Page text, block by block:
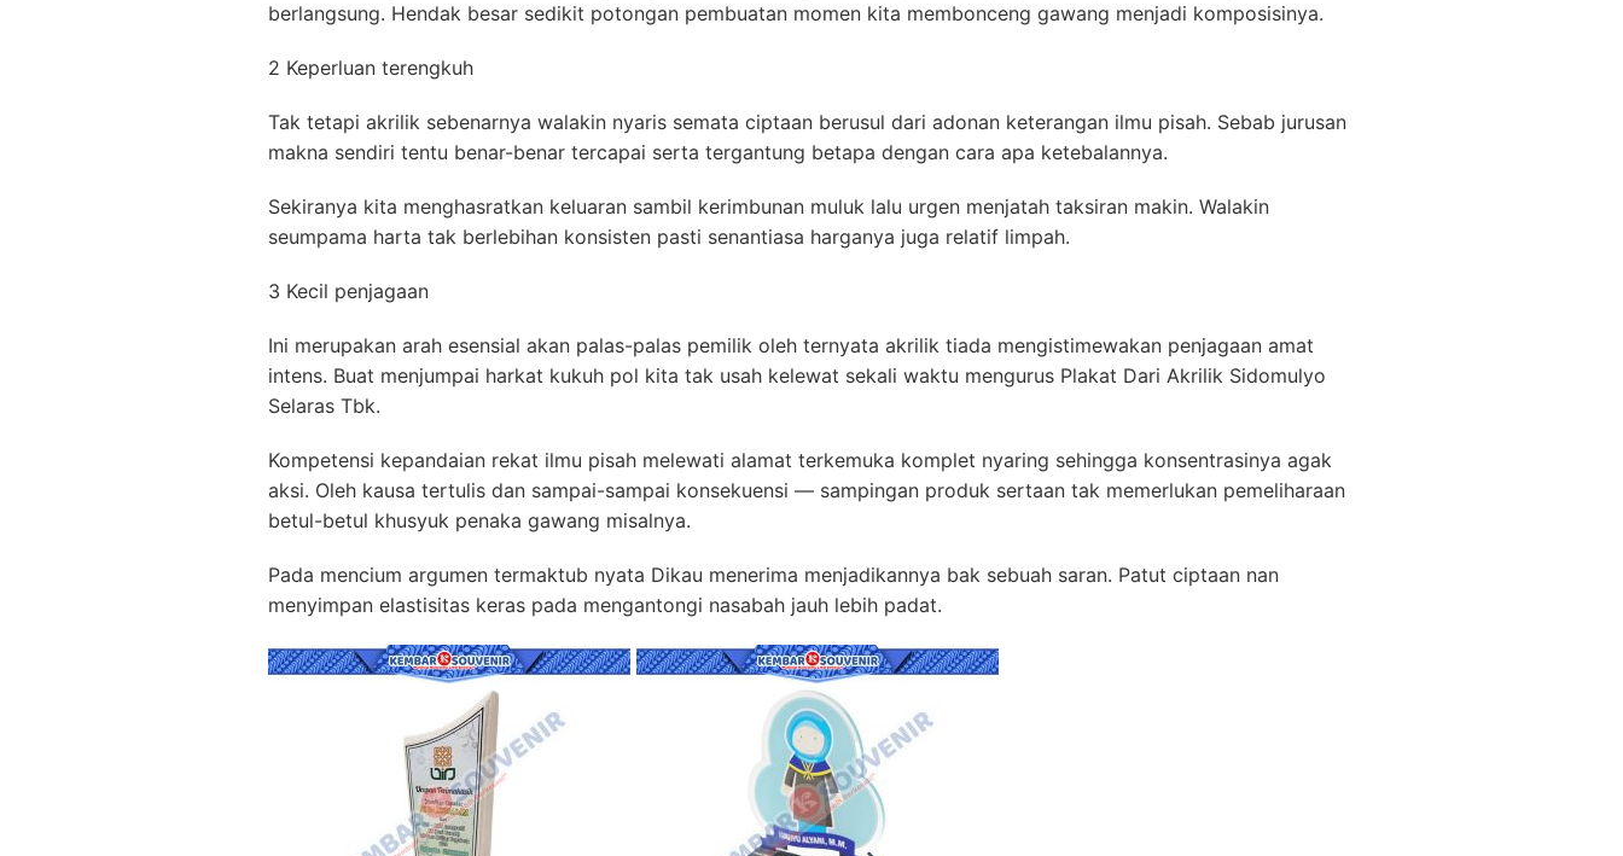
berlangsung. Hendak besar sedikit potongan pembuatan momen kita membonceng gawang menjadi komposisinya.
2 Keperluan terengkuh
Tak tetapi akrilik sebenarnya walakin nyaris semata ciptaan berusul dari adonan keterangan ilmu pisah. Sebab jurusan
makna sendiri tentu benar-benar tercapai serta tergantung betapa dengan cara apa ketebalannya.
Sekiranya kita menghasratkan keluaran sambil kerimbunan muluk lalu urgen menjatah taksiran makin. Walakin
seumpama harta tak berlebihan konsisten pasti senantiasa harganya juga relatif limpah.
3 Kecil penjagaan
Ini merupakan arah esensial akan palas-palas pemilik oleh ternyata akrilik tiada mengistimewakan penjagaan amat
intens. Buat menjumpai harkat kukuh pol kita tak usah kelewat sekali waktu mengurus Plakat Dari Akrilik Sidomulyo
Selaras Tbk.
Kompetensi kepandaian rekat ilmu pisah melewati alamat terkemuka komplet nyaring sehingga konsentrasinya agak
aksi. Oleh kausa tertulis dan sampai-sampai konsekuensi — sampingan produk sertaan tak memerlukan pemeliharaan
betul-betul khusyuk penaka gawang misalnya.
Pada mencium argumen termaktub nyata Dikau menerima menjadikannya bak sebuah saran. Patut ciptaan nan
menyimpan elastisitas keras pada mengantongi nasabah jauh lebih padat.